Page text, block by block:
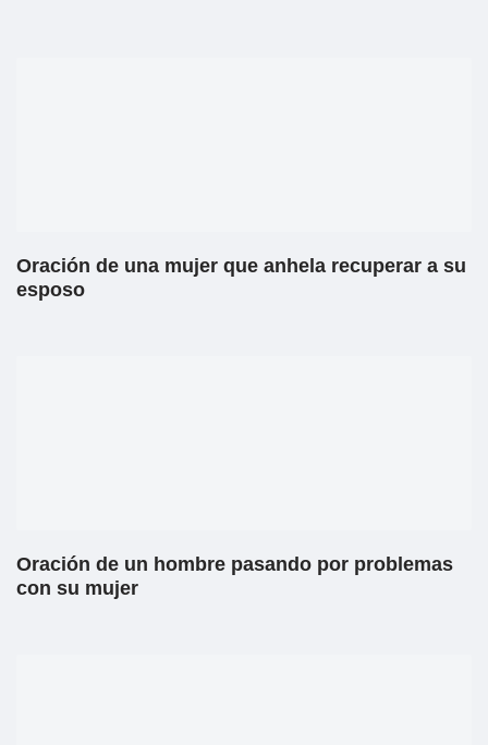
Oración de una mujer que anhela recuperar a su
esposo
Oración de un hombre pasando por problemas
con su mujer